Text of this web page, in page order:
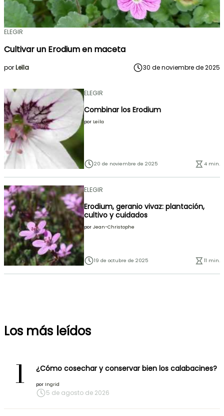
ELEGIR
Cultivar un Erodium en maceta
porLeïla 30 de noviembre de 2025
ELEGIR
Combinar los Erodium
por Leïla
20 de noviembre de 2025 4 min.
ELEGIR
Erodium, geranio vivaz: plantación,
cultivo y cuidados
por Jean-Christophe
19 de octubre de 2025 11 min.
Los más leídos
1 ¿Cómo cosechar y conservar bien los calabacines?
por Ingrid
5 de agosto de 2026